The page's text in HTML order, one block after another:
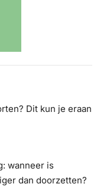
Dit kun je eraan
wanneer is
dan doorzetten?